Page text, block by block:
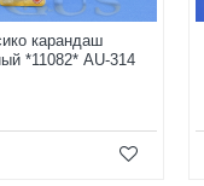
карандаш
*11082* AU-314